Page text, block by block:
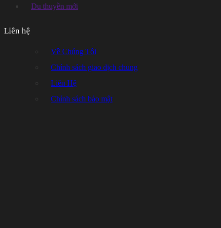
Du thuyền mới
Liên hệ
Về Chúng Tôi
Chính sách giao dịch chung
Liên Hệ
Chính sách bảo mật